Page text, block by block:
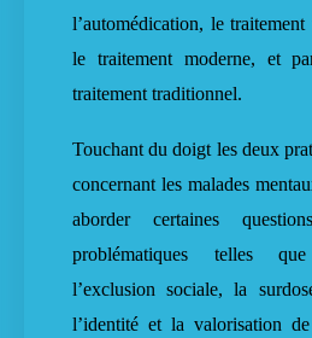
l’automédication, le
le traitement moderne, et
traitement traditionnel.
Touchant du doigt les deux
concernant les malades
aborder certaines
problématiques telles
l’exclusion sociale, la
l’identité et la valorisation